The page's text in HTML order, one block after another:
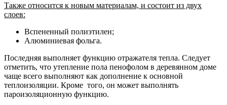
Также относится к новым материалам, и состоит из двух
слоев:
Вспененный полиэтилен;
Алюминиевая фольга.
Последняя выполняет функцию отражателя тепла. Следует
отметить, что утепление пола пенофолом в деревянном доме
чаще всего выполняют как дополнение к основной
теплоизоляции. Кроме того, он может выполнять
пароизоляционную функцию.